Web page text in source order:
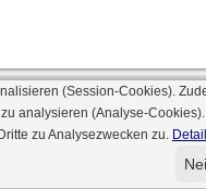
© 2000 -
2026 6.241 · registrierte Spieler:
(Session-Cookies).
analysieren (Analyse-
zu Analysezwecken zu.